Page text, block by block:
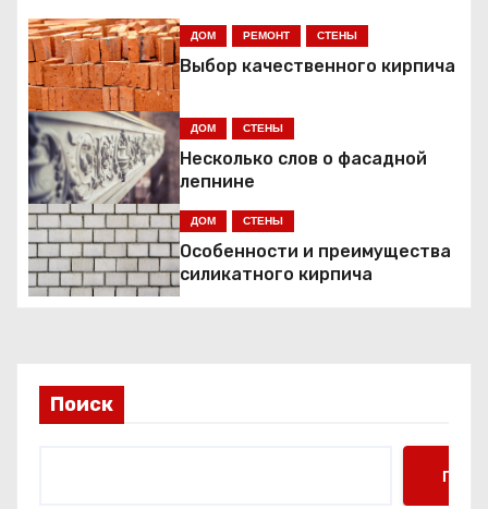
а
ц
и
я
п
о
з
п
ДОМ РЕМОНТ СТЕНЫ
Выбор качественного кирпича
ДОМ СТЕНЫ
Несколько слов о фасадной
лепнине
ДОМ СТЕНЫ
Особенности и преимущества
силикатного кирпича
Поиск
Поиск